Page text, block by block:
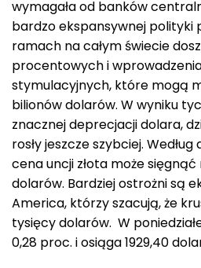
wymagała od banków
bardzo ekspansywnej polityki
ramach na całym świecie
procentowych i
stymulacyjnych, które mogą
bilionów dolarów. W wyniku
znacznej deprecjacji dolara,
rosły jeszcze szybciej.
cena uncji złota może
dolarów. Bardziej ostrożni są
America, którzy szacują, że
tysięcy dolarów. W
0,28 proc. i osiąga 1929,40